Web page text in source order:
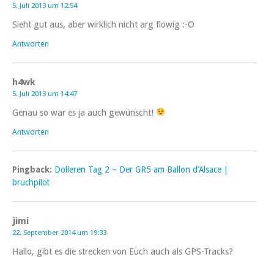
5. Juli 2013 um 12:54
Sieht gut aus, aber wirklich nicht arg flowig :-O
Antworten
h4wk
5. Juli 2013 um 14:47
Genau so war es ja auch gewünscht!
Antworten
Pingback: Dolleren Tag 2 – Der GR5 am Ballon d’Alsace |
bruchpilot
jimi
22. September 2014 um 19:33
Hallo, gibt es die strecken von Euch auch als GPS-Tracks?